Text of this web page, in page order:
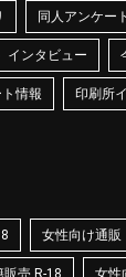
同人アンケート
インタビュー
情報 印刷所
女性向け通販